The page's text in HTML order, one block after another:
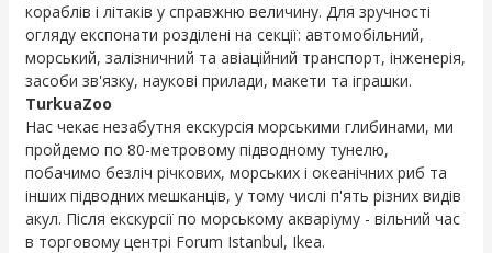
кораблів і літаків у справжню величину. Для зручності
огляду експонати розділені на секції: автомобільний,
морський, залізничний та авіаційний транспорт, інженерія,
засоби зв'язку, наукові прилади, макети та іграшки.
TurkuaZoo
Нас чекає незабутня екскурсія морськими глибинами, ми
пройдемо по 80-метровому підводному тунелю,
побачимо безліч річкових, морських і океанічних риб та
інших підводних мешканців, у тому числі п'ять різних видів
акул. Після екскурсії по морському акваріуму - вільний час
в торговому центрі Forum Istanbul, Ikea.